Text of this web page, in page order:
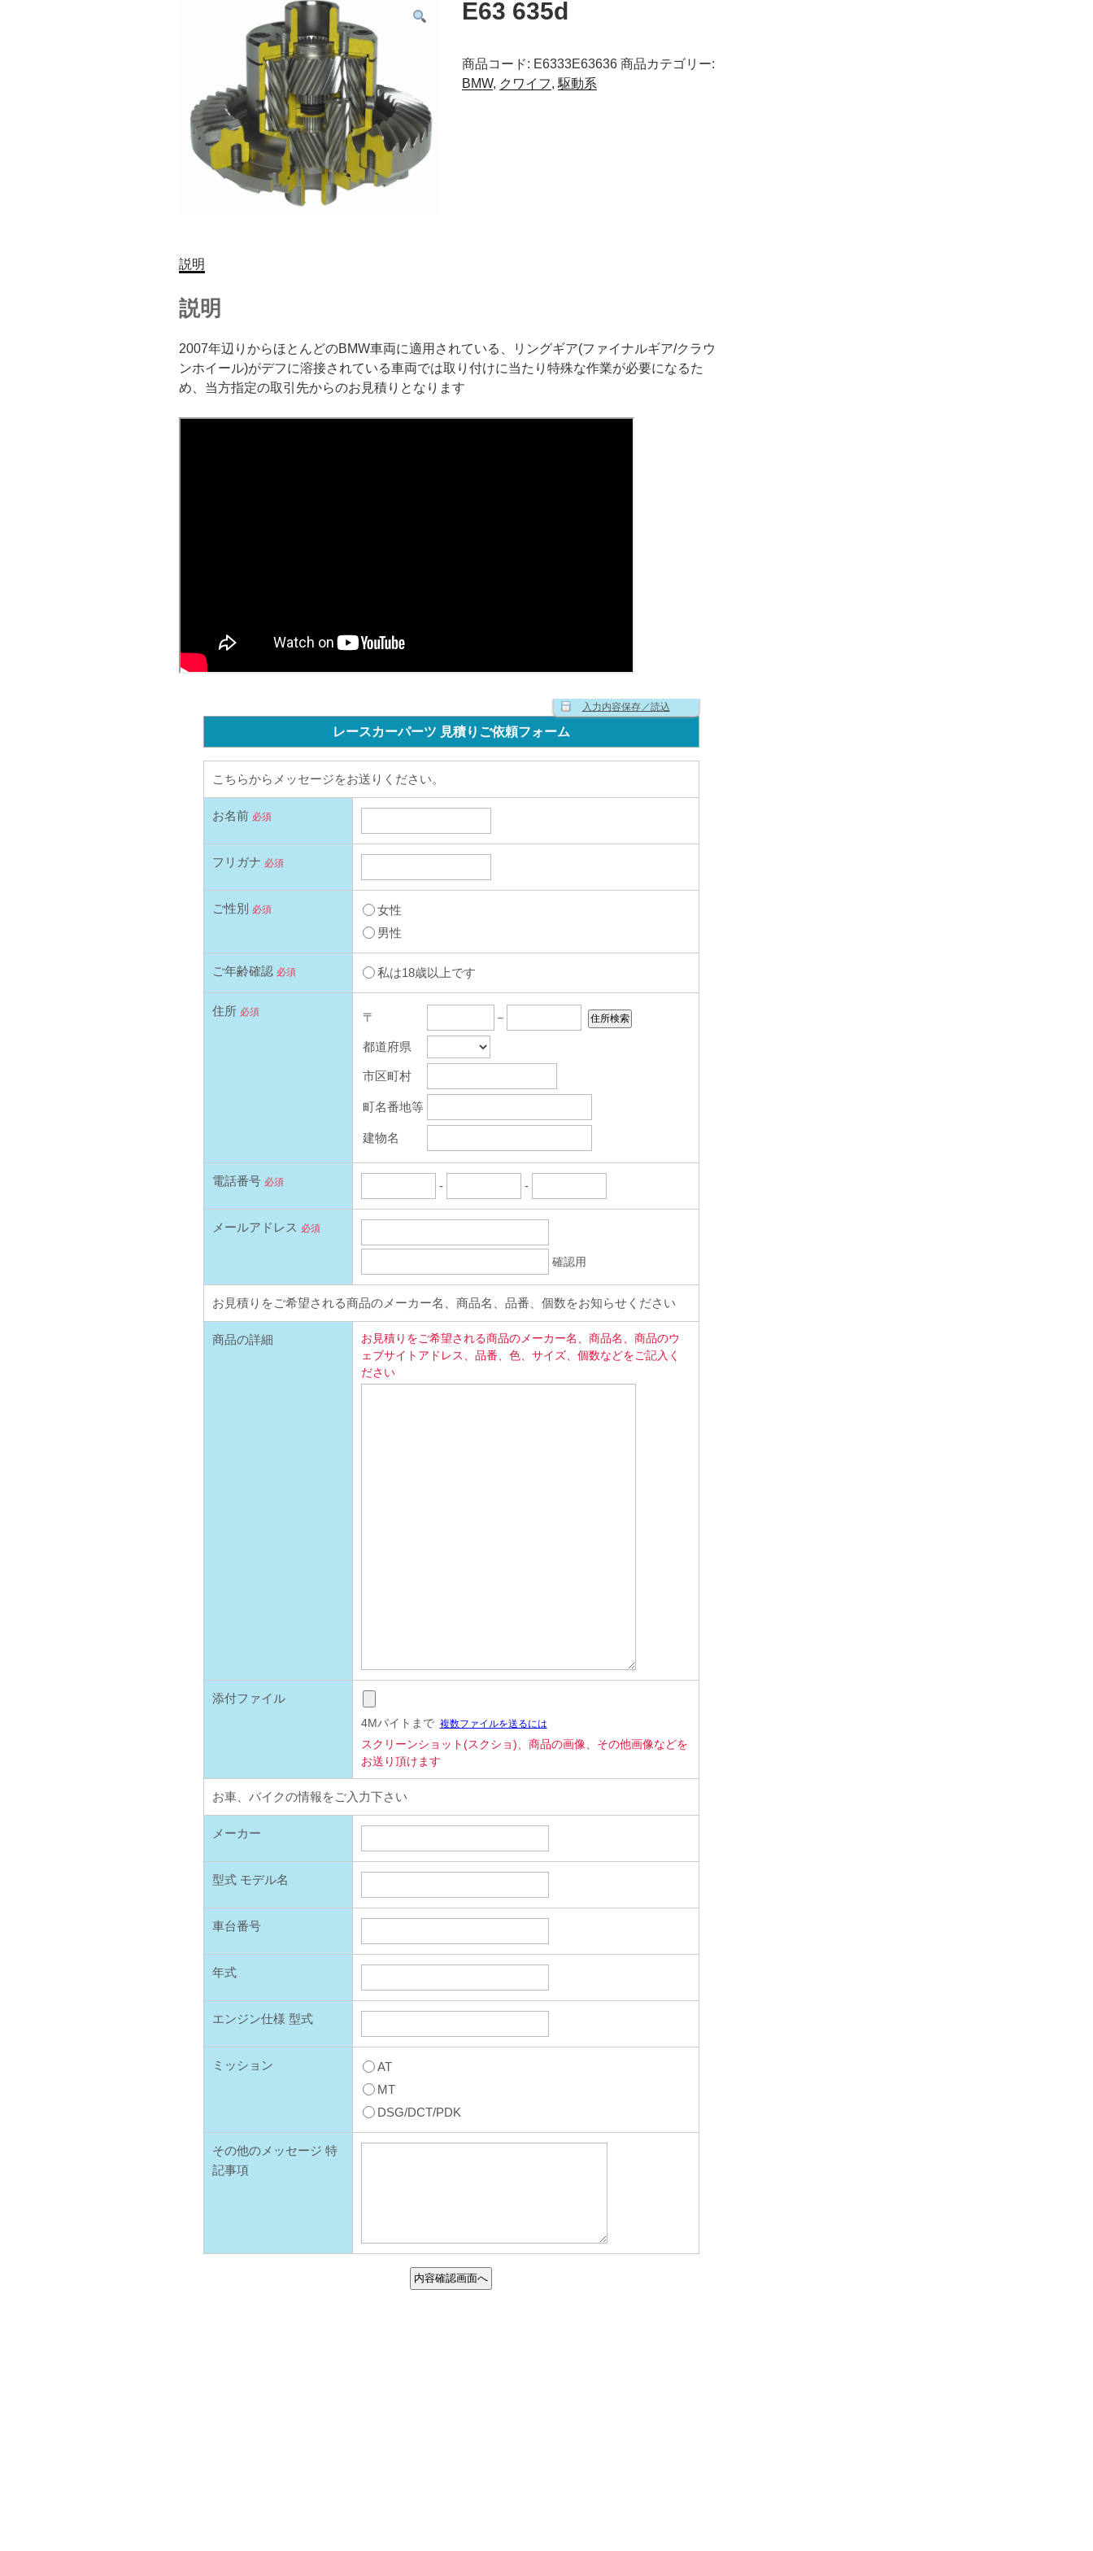
E63 635d
商品コード: E6333E63636 商品カテゴリー:
BMW, クワイフ, 駆動系
説明
説明
2007年辺りからほとんどのBMW車両に適用されている、リングギア(ファイナルギア/クラウ
ンホイール)がデフに溶接されている車両では取り付けに当たり特殊な作業が必要になるた
め、当方指定の取引先からのお見積りとなります